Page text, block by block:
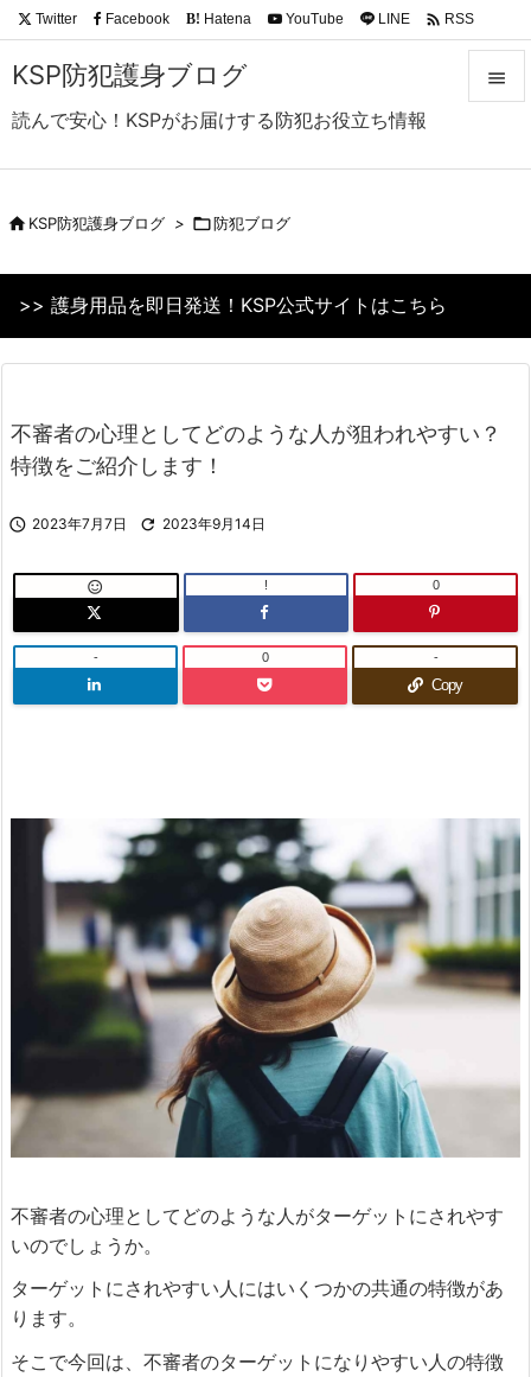
KSP防犯護身ブログ
読んで安心！KSPがお届けする防犯お役立ち情報

前へ
次へ
Twitter Facebook B! Hatena YouTube LINE  RSS
KSP防犯護身ブログ > 防犯ブログ
>> 護身用品を即日発送！KSP公式サイトはこちら
不審者の心理としてどのような人が狙われやすい？
特徴をご紹介します！
 2023年7月7日  2023年9月14日
 ! 0
- 0
Copy
-
不審者の心理としてどのような人がターゲットにされやす
いのでしょうか。
ターゲットにされやすい人にはいくつかの共通の特徴があ
ります。
そこで今回は、不審者のターゲットになりやすい人の特徴